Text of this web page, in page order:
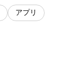
アプリ